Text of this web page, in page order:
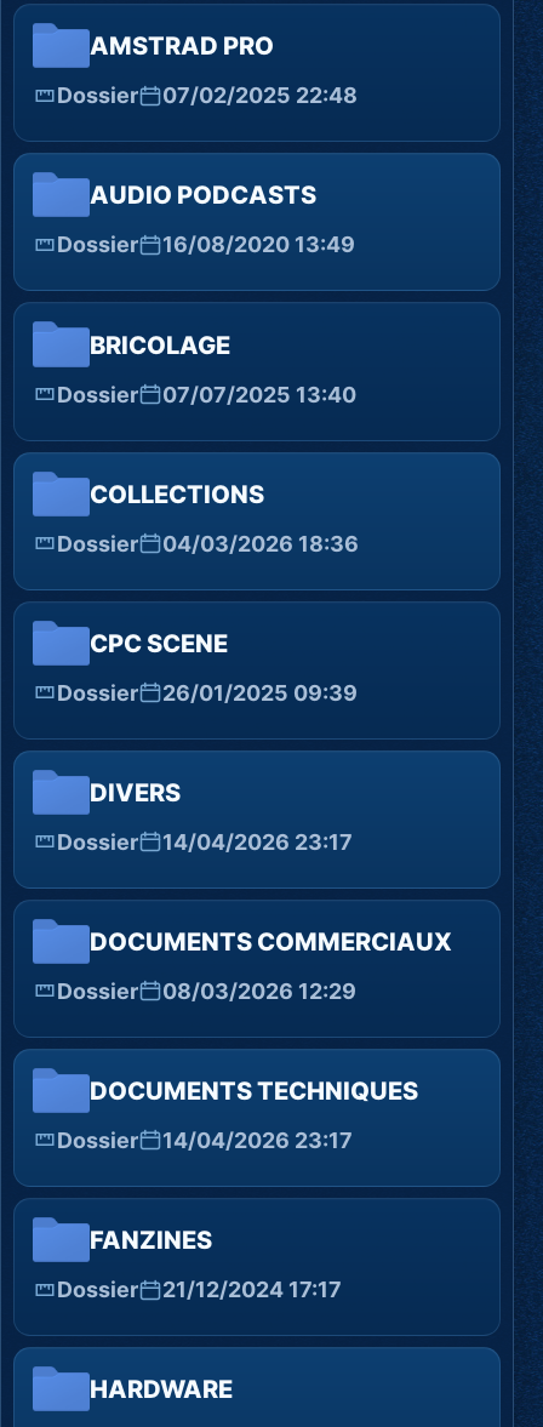
AMSTRAD PRO
Dossier 07/02/2025 22:48
AUDIO PODCASTS
Dossier 16/08/2020 13:49
BRICOLAGE
Dossier 07/07/2025 13:40
COLLECTIONS
Dossier 04/03/2026 18:36
CPC SCENE
Dossier 26/01/2025 09:39
DIVERS
Dossier 14/04/2026 23:17
DOCUMENTS COMMERCIAUX
Dossier 08/03/2026 12:29
DOCUMENTS TECHNIQUES
Dossier 14/04/2026 23:17
FANZINES
Dossier 21/12/2024 17:17
HARDWARE